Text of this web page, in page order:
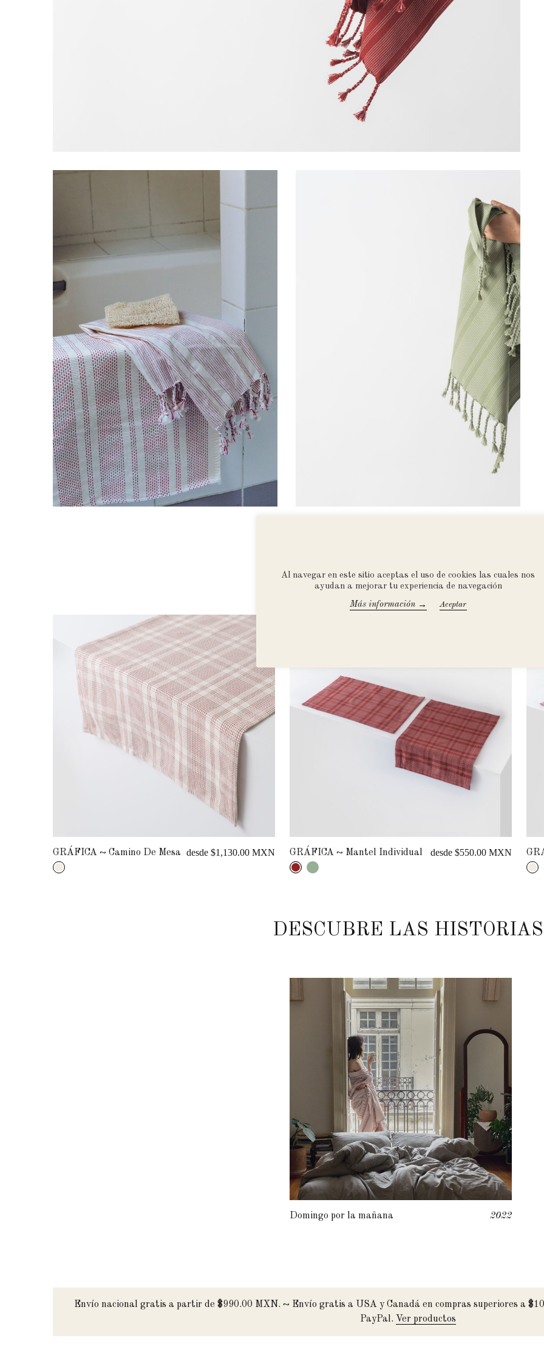
PRODUCTOS
De Mesa desde $1,130.00 MXN GRÁFICA ~ Mantel Individual desde $550.00 MXN GRÁFICA.2 ~ Mantel
DESCUBRE LAS HISTORIAS
Domingo por la mañana 2022
Envío nacional gratis a partir de $990.00 MXN. ~ Envío gratis a USA y Canadá en compras superiores a
PayPal. Ver productos
Al navegar en este sitio aceptas el uso de cookies las cuales nos
ayudan a mejorar tu experiencia de navegación
Más información → Accept All